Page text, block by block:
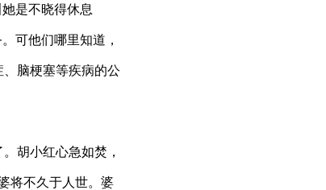
是不晓得休息
可他们哪里知道，
脑梗塞等疾病的公
胡小红心急如焚，
将不久于人世。婆